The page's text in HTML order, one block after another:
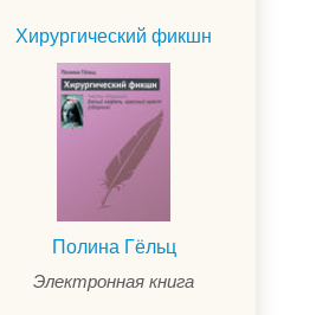
Хирургический фикшн
Полина Гёльц
Электронная книга